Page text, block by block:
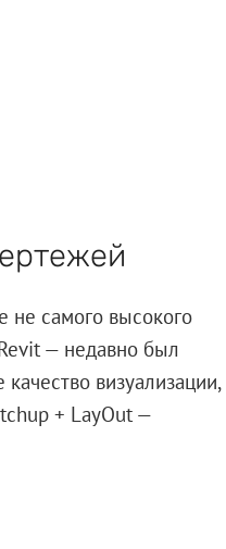
не самого высокого
— недавно был
визуализации,
+ LayOut —